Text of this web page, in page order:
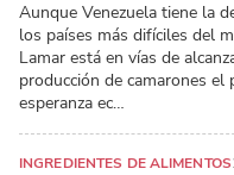
Aunque Venezuela tiene la
los países más difíciles del
Lamar está en vías de
producción de camarones
esperanza ec…
INGREDIENTES DE ALIMENTOS